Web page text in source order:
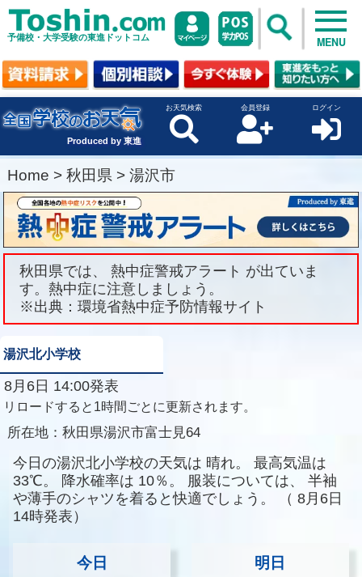
予備校・大学受験の東進ドットコム MENU
Produced by 東進
お天気検索 会員登録 ログイン
Home > 秋田県 > 湯沢市
秋田県では、 熱中症警戒アラート が出ていま
す。熱中症に注意しましょう。
※出典：環境省熱中症予防情報サイト
湯沢北小学校
8月6日 14:00発表
リロードすると1時間ごとに更新されます。
所在地： 秋田県湯沢市富士見64
今日の湯沢北小学校の天気は 晴れ。
最高気温は
33℃。
降水確率は 10％。 服装については、
半袖
や薄手のシャツを着ると快適でしょう。
（ 8月6日
14時発表）
今日 明日